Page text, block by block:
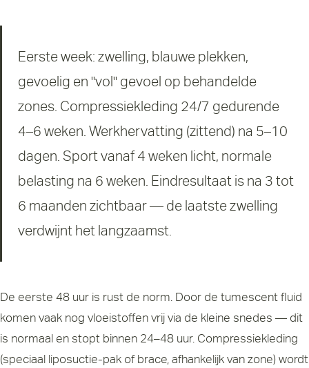
Eerste week: zwelling, blauwe plekken,
gevoelig en "vol" gevoel op behandelde
zones. Compressiekleding 24/7 gedurende
4–6 weken. Werkhervatting (zittend) na 5–10
dagen. Sport vanaf 4 weken licht, normale
belasting na 6 weken. Eindresultaat is na 3 tot
6 maanden zichtbaar — de laatste zwelling
verdwijnt het langzaamst.
De eerste 48 uur is rust de norm. Door de tumescent fluid
komen vaak nog vloeistoffen vrij via de kleine snedes — dit
is normaal en stopt binnen 24–48 uur. Compressiekleding
(speciaal liposuctie-pak of brace, afhankelijk van zone) wordt